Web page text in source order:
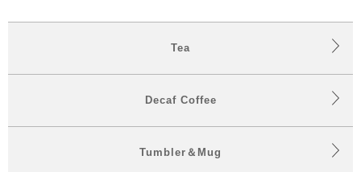
便 1/1]
Tea
Decaf Coffee
Tumbler＆Mug